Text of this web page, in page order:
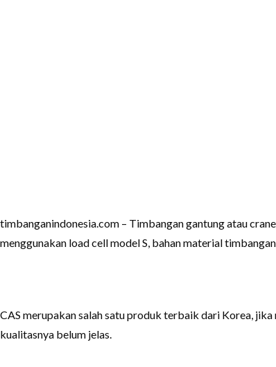
timbanganindonesia.com – Timbangan gantung atau
menggunakan load cell model S, bahan material
CAS merupakan salah satu produk terbaik dari Korea,
kualitasnya belum jelas.